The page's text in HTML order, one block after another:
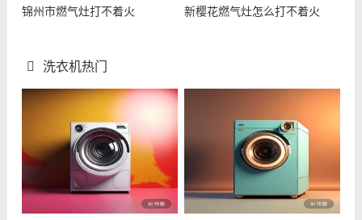
锦州市燃气灶打不着火 新樱花燃气灶怎么打不着火
洗衣机热门